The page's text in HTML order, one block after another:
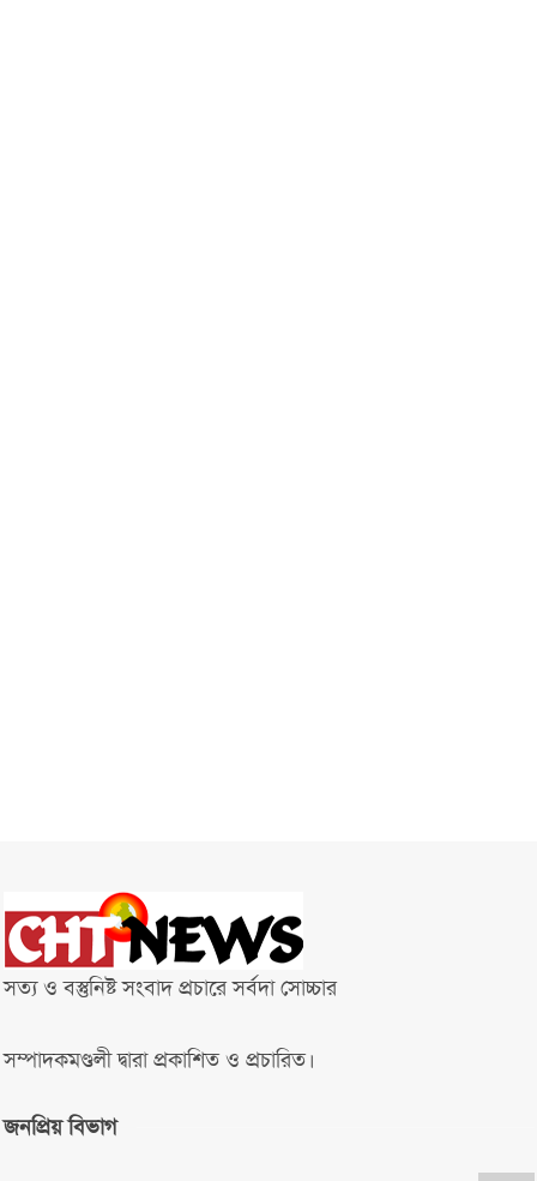
সত্য ও বস্তুনিষ্ট সংবাদ প্রচারে সর্বদা সোচ্চার
সম্পাদকমণ্ডলী দ্বারা প্রকাশিত ও প্রচারিত।
জনপ্রিয় বিভাগ